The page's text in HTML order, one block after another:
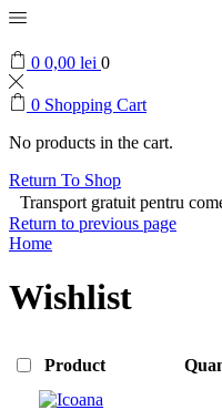
0 0,00 lei 0
0 Shopping Cart
No products in the cart.
Return To Shop
Transport gratuit pentru
Return to previous page
Home
Wishlist
Product